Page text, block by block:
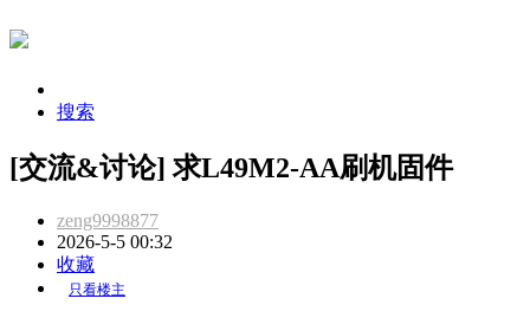
搜索
[交流&讨论] 求L49M2-AA刷机固件
zeng9998877
2026-5-5 00:32
收藏
只看楼主